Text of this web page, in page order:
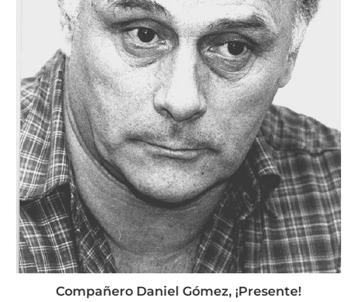
Compañero Daniel Gómez, ¡Presente!